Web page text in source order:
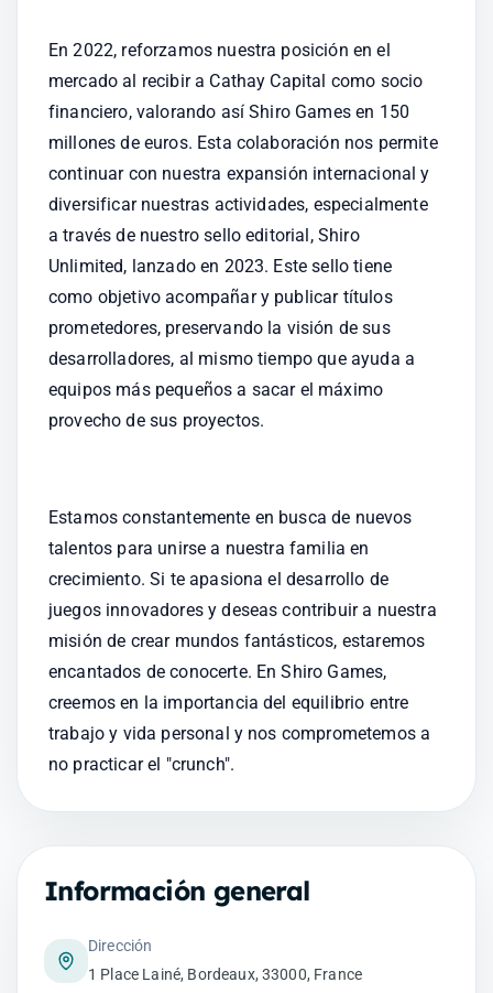
En 2022, reforzamos nuestra posición en el
mercado al recibir a Cathay Capital como socio
financiero, valorando así Shiro Games en 150
millones de euros. Esta colaboración nos permite
continuar con nuestra expansión internacional y
diversificar nuestras actividades, especialmente
a través de nuestro sello editorial, Shiro
Unlimited, lanzado en 2023. Este sello tiene
como objetivo acompañar y publicar títulos
prometedores, preservando la visión de sus
desarrolladores, al mismo tiempo que ayuda a
equipos más pequeños a sacar el máximo
provecho de sus proyectos.
Estamos constantemente en busca de nuevos
talentos para unirse a nuestra familia en
crecimiento. Si te apasiona el desarrollo de
juegos innovadores y deseas contribuir a nuestra
misión de crear mundos fantásticos, estaremos
encantados de conocerte. En Shiro Games,
creemos en la importancia del equilibrio entre
trabajo y vida personal y nos comprometemos a
no practicar el "crunch".
Información general
Dirección
1 Place Lainé, Bordeaux, 33000, France